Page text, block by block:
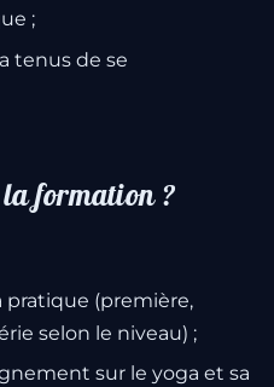
;
tenus de se
la formation ?
pratique (première,
selon le niveau) ;
sur le yoga et sa